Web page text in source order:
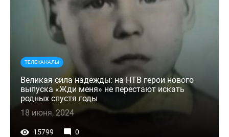
ТЕЛЕКАНАЛЫ
Великая сила надежды: на НТВ герои нового
выпуска «Жди меня» не перестают искать
родных спустя годы
18 июня, 2024
15799 0